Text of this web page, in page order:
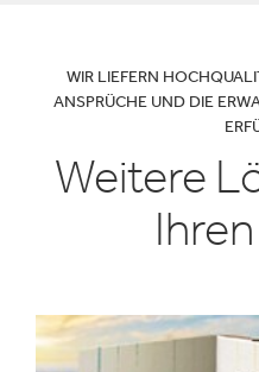
WIR LIEFERN
ANSPRÜCHE UND DIE
Weitere